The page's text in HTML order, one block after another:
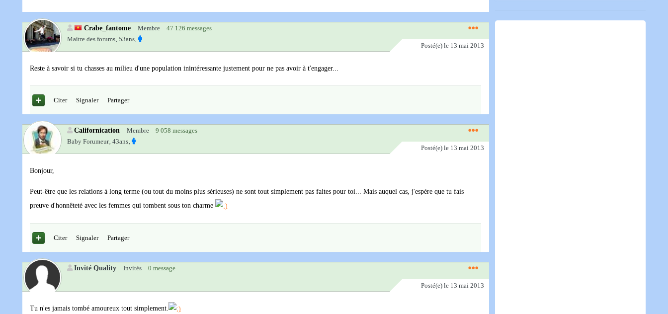
Crabe_fantome Membre
47 126 messages
Maitre des forums‚ 53ans‚
Posté(e) le 13 mai 2013
Reste à savoir si tu chasses au milieu d'une population inintéressante justement pour ne pas avoir à t'engager...
Citer Signaler Partager
Californication Membre
9 058 messages
Baby Forumeur‚ 43ans‚
Posté(e) le 13 mai 2013
Bonjour,
Peut-être que les relations à long terme (ou tout du moins plus sérieuses) ne sont tout simplement pas faites pour toi... Mais auquel cas, j'espère que tu fais
preuve d'honnêteté avec les femmes qui tombent sous ton charme
Citer Signaler Partager
Invité Quality Invités 0 message
Posté(e) le 13 mai 2013
Tu n'es jamais tombé amoureux tout simplement.